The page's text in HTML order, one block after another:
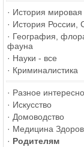
· История мировая
· История России,
· География,
фауна
· Науки - все
· Криминалистика
· Разное
· Искусство
· Домоводство
· Медицина
· Родителям